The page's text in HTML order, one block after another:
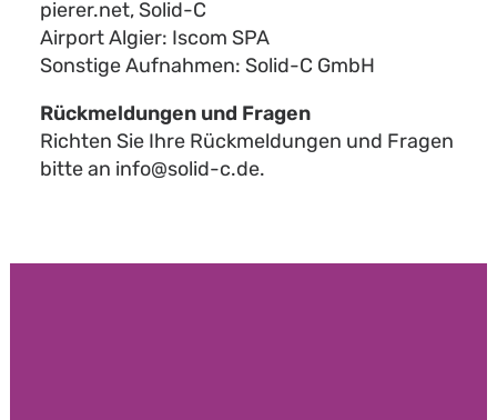
pierer.net, Solid-C
Airport Algier: Iscom SPA
Sonstige Aufnahmen: Solid-C GmbH
Rückmeldungen und Fragen
Richten Sie Ihre Rückmeldungen und Fragen
bitte an info@solid-c.de.